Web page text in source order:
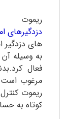
دزدگیرهای
های دزدگیر
به وسیله
فعال
مرغوب است
ریموت
کوتاه به